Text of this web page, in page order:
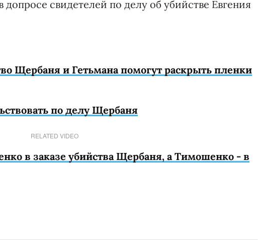
допросе свидетелей по делу об убийстве Евгения
Щербаня и Гетьмана помогут раскрыть пленки
по делу Щербаня
RELATED VIDEO
в заказе убийства Щербаня, а Тимошенко - в